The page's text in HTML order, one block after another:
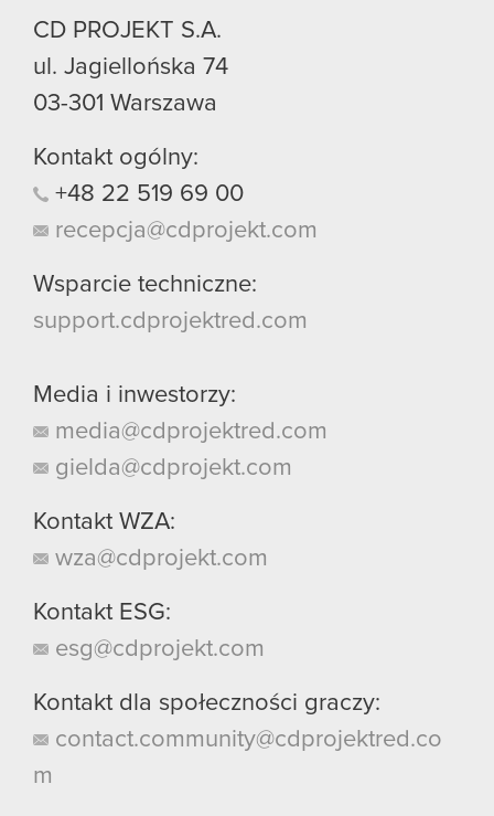
CD PROJEKT S.A.
ul. Jagiellońska 74
03-301 Warszawa
Kontakt ogólny:
+48 22 519 69 00
recepcja@cdprojekt.com
Wsparcie techniczne:
support.cdprojektred.com
Media i inwestorzy:
media@cdprojektred.com
gielda@cdprojekt.com
Kontakt WZA:
wza@cdprojekt.com
Kontakt ESG:
esg@cdprojekt.com
Kontakt dla społeczności graczy:
contact.community@cdprojektred.co
m